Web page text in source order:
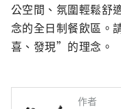
公空間、氛圍輕鬆
念的全日制餐飲區。
喜、發現”的理念。
作者